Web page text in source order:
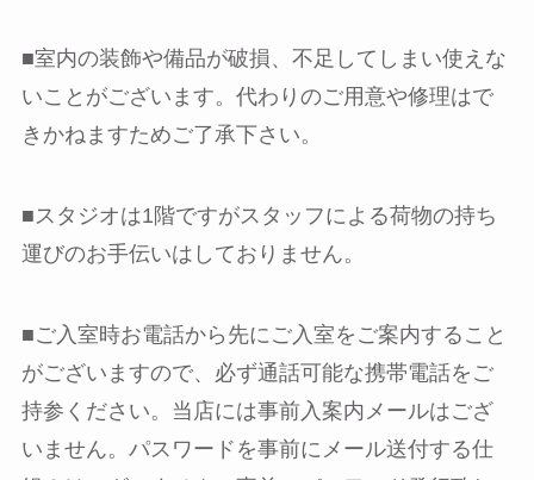
■室内の装飾や備品が破損、不足してしまい使えな
いことがございます。代わりのご用意や修理はで
きかねますためご了承下さい。
■スタジオは1階ですがスタッフによる荷物の持ち
運びのお手伝いはしておりません。
■ご入室時お電話から先にご入室をご案内すること
がございますので、必ず通話可能な携帯電話をご
持参ください。当店には事前入案内メールはござ
いません。パスワードを事前にメール送付する仕